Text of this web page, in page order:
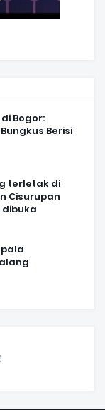
Bogor:
Berisi
terletak di
Cisurupan
dibuka